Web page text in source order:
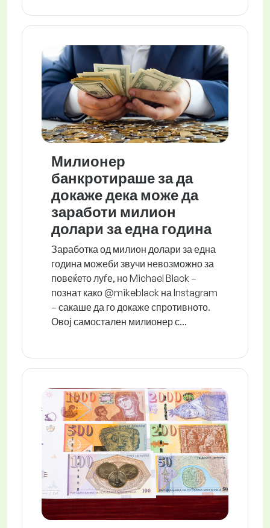
Милионер
банкротираше за да
докаже дека може да
заработи милион
долари за една година
Заработка од милион долари за една
година можеби звучи невозможно за
повеќето луѓе, но Michael Black –
познат како @mikeblack на Instagram
– сакаше да го докаже спротивното.
Овој самостален милионер с...